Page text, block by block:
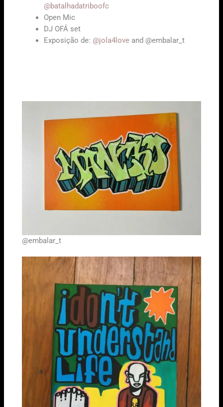
@batalhadatriboofc
Open Mic
DJ OFÁ set
Exposição de: @jola4love and @embalar_t
@embalar_t